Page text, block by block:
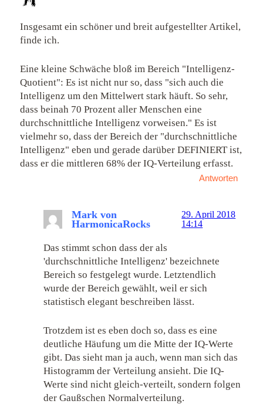
Insgesamt ein schöner und breit aufgestellter Artikel,
finde ich.
Eine kleine Schwäche bloß im Bereich "Intelligenz-
Quotient": Es ist nicht nur so, dass "sich auch die
Intelligenz um den Mittelwert stark häuft. So sehr,
dass beinah 70 Prozent aller Menschen eine
durchschnittliche Intelligenz vorweisen." Es ist
vielmehr so, dass der Bereich der "durchschnittliche
Intelligenz" eben und gerade darüber DEFINIERT ist,
dass er die mittleren 68% der IQ-Verteilung erfasst.
Antworten
Mark von
HarmonicaRocks
29. April 2018
14:14
Das stimmt schon dass der als
'durchschnittliche Intelligenz' bezeichnete
Bereich so festgelegt wurde. Letztendlich
wurde der Bereich gewählt, weil er sich
statistisch elegant beschreiben lässt.
Trotzdem ist es eben doch so, dass es eine
deutliche Häufung um die Mitte der IQ-Werte
gibt. Das sieht man ja auch, wenn man sich das
Histogramm der Verteilung ansieht. Die IQ-
Werte sind nicht gleich-verteilt, sondern folgen
der Gaußschen Normalverteilung.